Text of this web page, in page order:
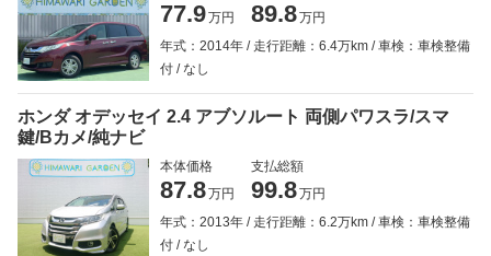
77.9万円 89.8万円
年式：2014年
走行距離：6.4万km
車検：車検整備
付
なし
ホンダ オデッセイ 2.4 アブソルート 両側パワスラ/スマ
鍵/Bカメ/純ナビ
本体価格
87.8万円
支払総額
99.8万円
年式：2013年
走行距離：6.2万km
車検：車検整備
付
なし